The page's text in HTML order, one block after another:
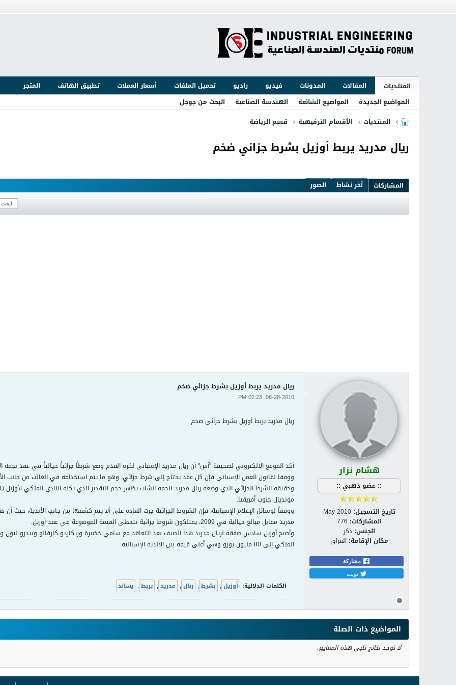
المنتديات المقالات المدونات فيديو راديو تحميل الملفات أسعار العملات تطبيق الهاتف
المتجر
المواضيع الجديدة
المواضيع الشائعة الهندسة الصناعية
البحث من جوجل
المنتديات
الأقسام الترفيهية قسم الرياضة
ريال مدريد يربط أوزيل بشرط جزائي ضخم
المشاركات آخر نشاط الصور
هشام نزار
:: عضو ذهبي ::
تاريخ التسجيل: May 2010
المشاركات: 776
الجنس: ذكر
مكان الإقامة: العراق
مشاركة
تويت
ريال مدريد يربط أوزيل بشرط جزائي ضخم
08-28-2010, 02:23 PM
ريال مدريد يربط أوزيل بشرط جزائي ضخم
أكد الموقع الالكتروني لصحيفة "آس" أن ريال مدريد الإسباني لكرة القدم وضع شرطاً جزائياً خيالياً في عقد نجمه الألماني
ووفقا لقانون العمل الإسباني فإن كل عقد يحتاج إلى شرط جزائي، وهو ما يتم استخدامه في الغالب من جانب
مونديال جنوب أفريقيا.
ووفقاً لوسائل الإعلام الإسبانية، فإن الشروط الجزائية جرت العادة على ألا يتم كشفها من جانب الأندية، حيث
مدريد مقابل مبالغ خيالية في 2009، يمتلكون شروط جزائية تتخطى القيمة الموضوعة في عقد أوزيل.
وأصبح أوزيل سادس صفقة لريال مدريد هذا الصيف بعد التعاقد مع سامي خضيرة وريكاردو كارفالو وبيدرو ليون
الملكي إلى 80 مليون يورو وهي أعلى قيمة بين الأندية الإسبانية.
الكلمات الدلالية: أوزيل , بشرط , ريال , مدريد , يربط , يساند
المواضيع ذات الصلة
لا توجد نتائج تلبي هذه المعايير.